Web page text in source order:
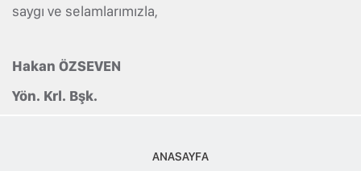
saygı ve selamlarımızla,
Hakan ÖZSEVEN
Yön. Krl. Bşk.
ANASAYFA